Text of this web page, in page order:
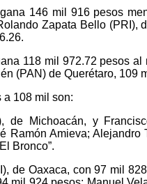
146 mil 916 pesos
Zapata Bello (PRI),
118 mil 972.72 pesos
(PAN) de Querétaro, 109
a 108 mil son:
de Michoacán, y
Amieva; Alejandro
Bronco”.
de Oaxaca, con 97 mil